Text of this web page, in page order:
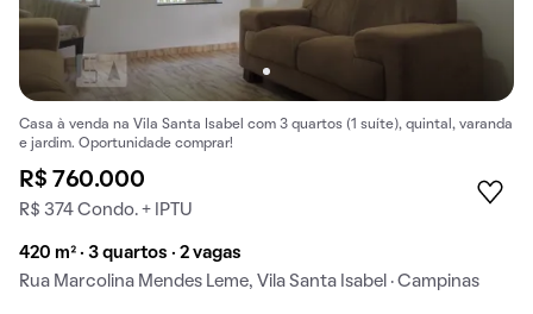
Casa à venda na Vila Santa Isabel com 3 quartos (1 suíte), quintal, varanda
e jardim. Oportunidade comprar!
R$ 760.000
R$ 374 Condo. + IPTU
420 m² · 3 quartos · 2 vagas
Rua Marcolina Mendes Leme, Vila Santa Isabel · Campinas